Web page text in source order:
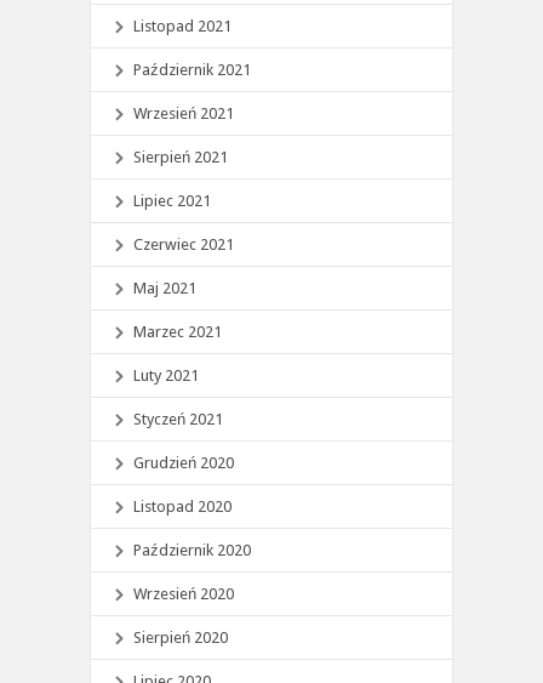
Listopad 2021
Październik 2021
Wrzesień 2021
Sierpień 2021
Lipiec 2021
Czerwiec 2021
Maj 2021
Marzec 2021
Luty 2021
Styczeń 2021
Grudzień 2020
Listopad 2020
Październik 2020
Wrzesień 2020
Sierpień 2020